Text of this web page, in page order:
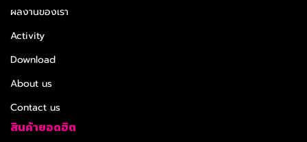
ผลงานของเรา
Activity
Download
About us
Contact us
สินค้ายอดฮิต